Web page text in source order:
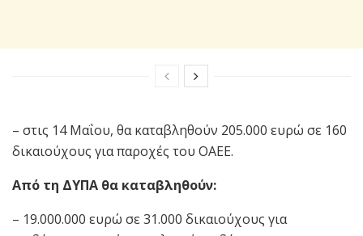
– στις 14 Μαΐου, θα καταβληθούν 205.000 ευρώ σε 160
δικαιούχους για παροχές του ΟΑΕΕ.
Από τη ΔΥΠΑ θα καταβληθούν:
– 19.000.000 ευρώ σε 31.000 δικαιούχους για